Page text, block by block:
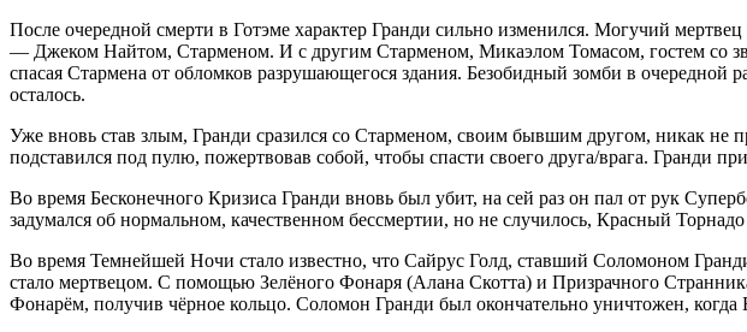
После очередной смерти в Готэме характер Гранди сильно изменился. Могучий
— Джеком Найтом, Старменом. И с другим Старменом, Микаэлом Томасом, гостем со
спасая Стармена от обломков разрушающегося здания. Безобидный зомби в
осталось.
Уже вновь став злым, Гранди сразился со Старменом, своим бывшим другом, никак не
подставился под пулю, пожертвовав собой, чтобы спасти своего друга/врага. Гранди
Во время Бесконечного Кризиса Гранди вновь был убит, на сей раз он пал от рук
задумался об нормальном, качественном бессмертии, но не случилось, Красный
Во время Темнейшей Ночи стало известно, что Сайрус Голд, ставший Соломоном
стало мертвецом. С помощью Зелёного Фонаря (Алана Скотта) и Призрачного
Фонарём, получив чёрное кольцо. Соломон Гранди был окончательно уничтожен,